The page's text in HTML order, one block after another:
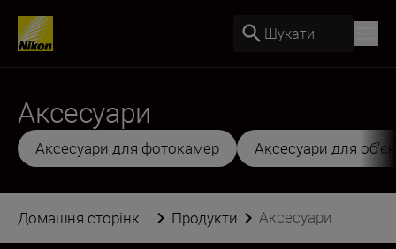
Шукати
Аксесуари
Аксесуари для фотокамер Аксесуари для
Домашня сторінк... Продукти Аксесуари